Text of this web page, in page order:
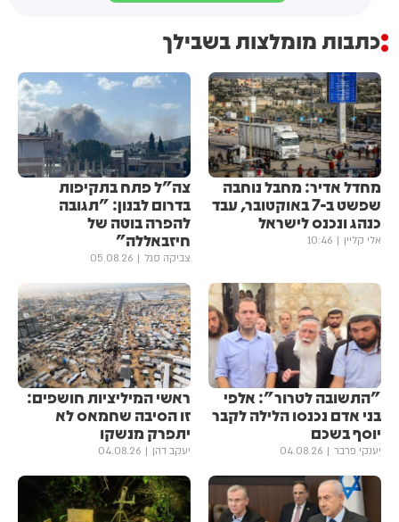
כתבות מומלצות בשבילך
מחדל אדיר: מחבל נוחבה
שפשט ב-7 באוקטובר, עבד
כנהג ונכנס לישראל
אלי קליין 10:46
צה"ל פתח בתקיפות
בדרום לבנון: "תגובה
להפרה בוטה של
חיזבאללה"
צביקה סגל 05.08.26
"התשובה לטרור": אלפי
בני אדם נכנסו הלילה לקבר
יוסף בשכם
יענקי פרבר 04.08.26
ראשי המיליציות חושפים:
זו הסיבה שחמאס לא
יתפרק מנשקו
יעקב דהן 04.08.26